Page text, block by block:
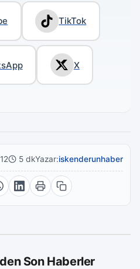
TikTok
X
5 dkYazar:iskenderunhaber
Son Haberler